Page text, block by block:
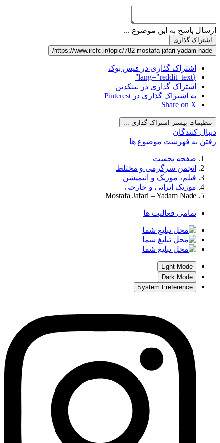
ارسال پاسخ به این موضوع ...
اشتراک گذاری
https://www.ircfc.ir/topic/782-mostafa-jafari-yadam-nade/
اشتراک گذاری در فیس بوک
{lang="reddit_text"
اشتراک گذاری در لینکدین
به اشتراک گذاری در Pinterest
Share on X
تنظیمات بیشتر اشتراک گذاری ...
دنبال کنندگان
رفتن به فهرست موضوع ها
صفحه نخست
انجمن سرگرمی و مختلط
فیلم، موزیک و انیمیشن
موزیک ایرانی و خارجی
Mostafa Jafari – Yadam Nade
تمامی فعالیت ها
Light Mode
Dark Mode
System Preference